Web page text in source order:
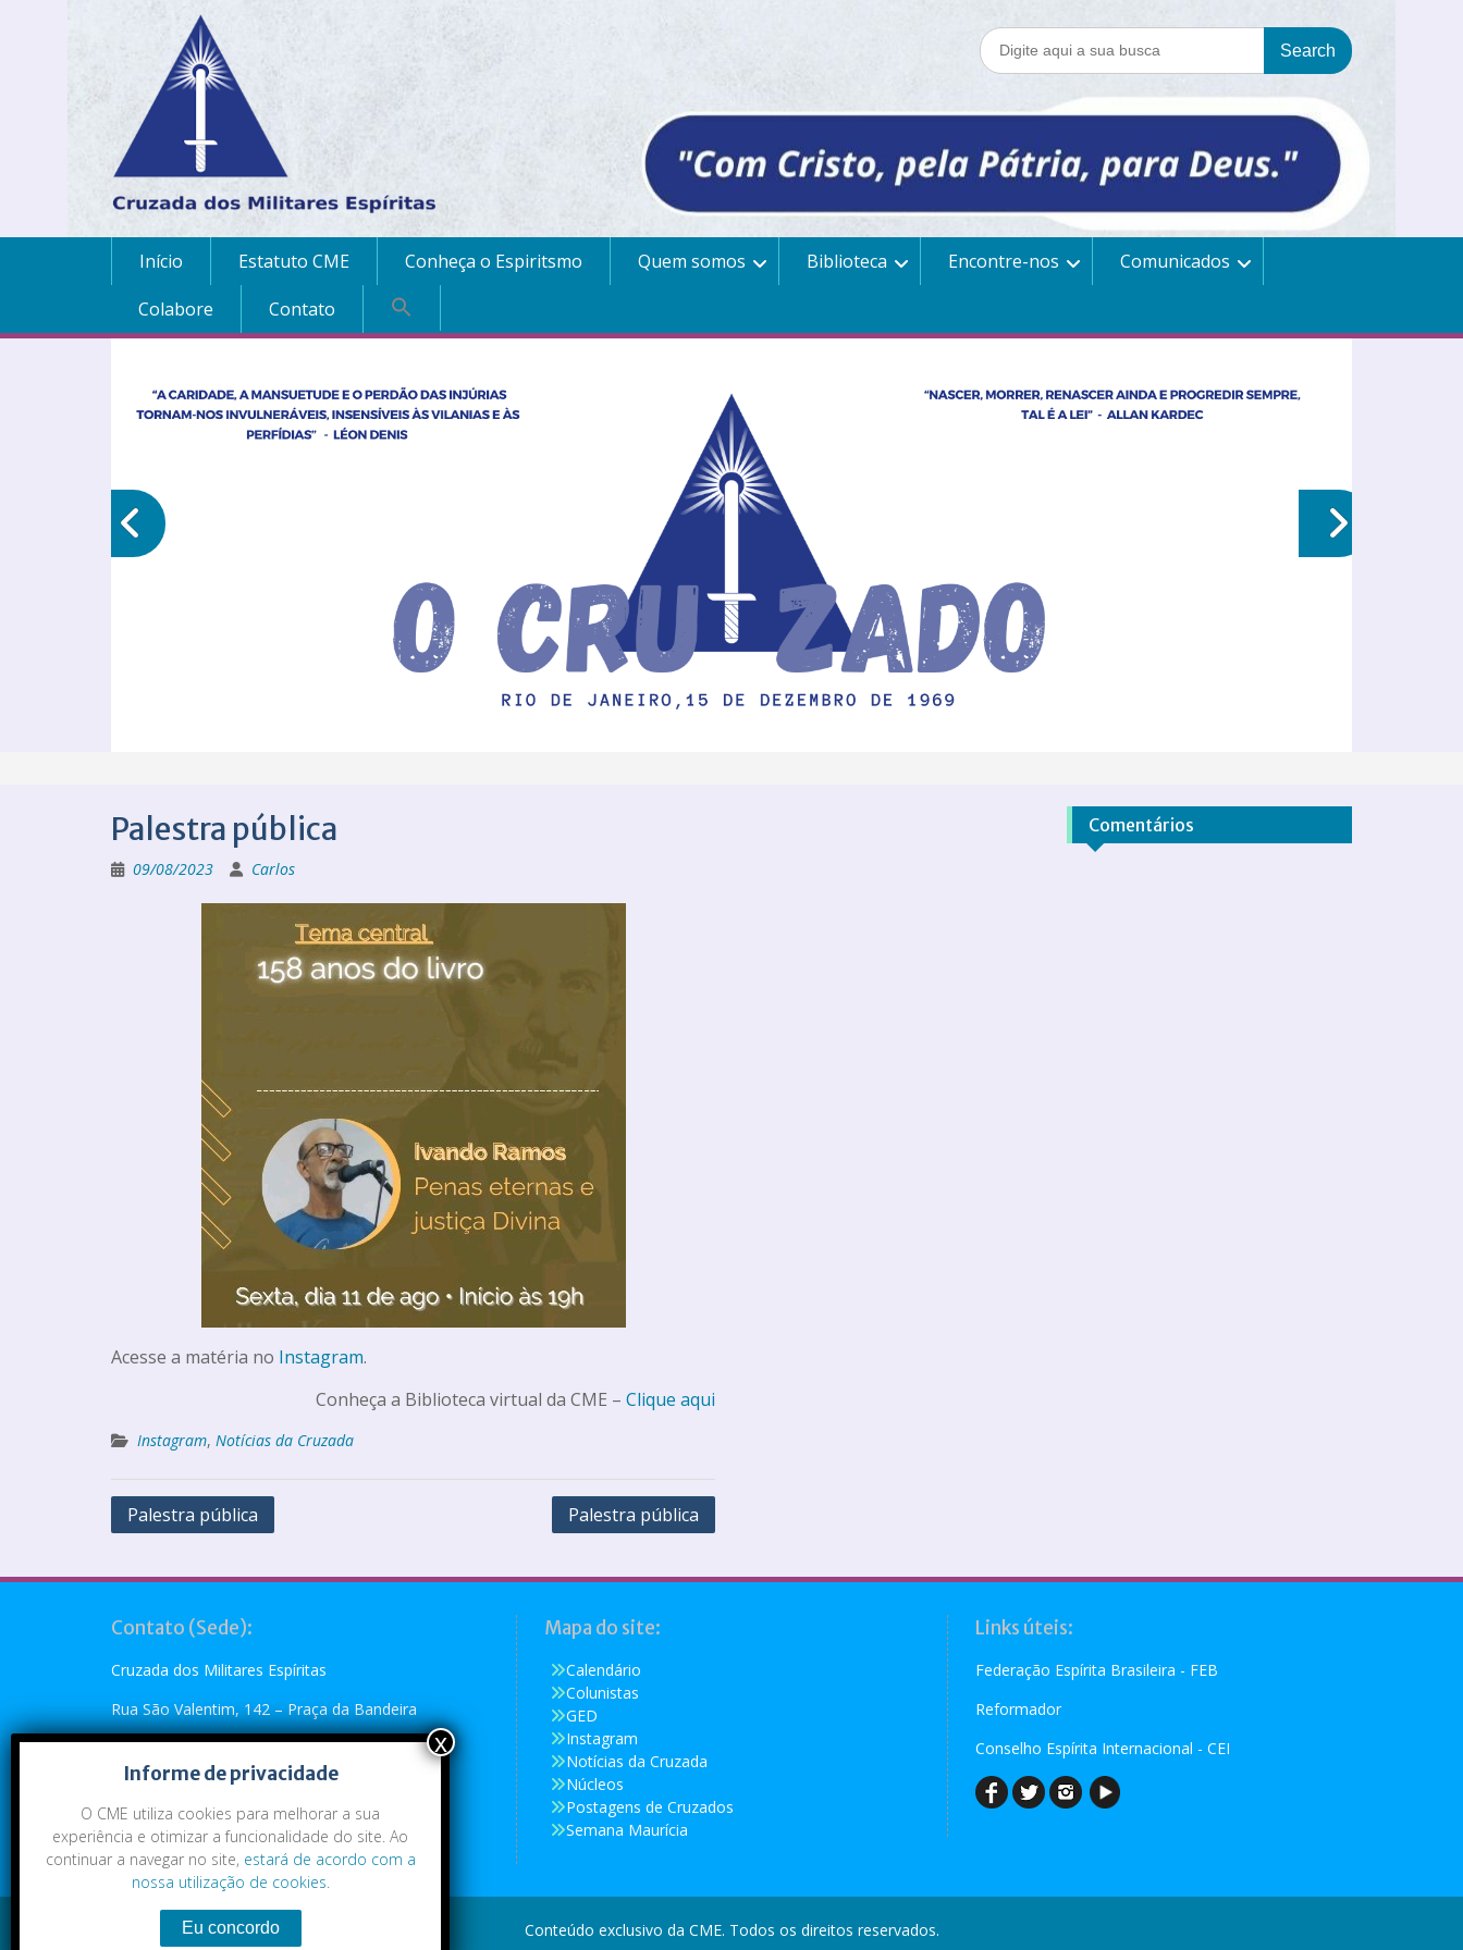
Início Estatuto CME Conheça o Espiritsmo Quem somos Biblioteca Encontre-nos
Comunicados
Colabore
Contato
Palestra pública
09/08/2023 Carlos
Acesse a matéria no Instagram.
Conheça a Biblioteca virtual da CME – Clique aqui
Instagram, Notícias da Cruzada
Palestra pública Palestra pública
Comentários
Contato (Sede):
Cruzada dos Militares Espíritas
Rua São Valentim, 142 – Praça da Bandeira
Rio de Janeiro, RJ – CEP: 20.260-110
Telefone: (21) 2273-4896 ou (21) 2273-5790
Emai:cme@cme.org.br
Mapa do site:
Calendário
Colunistas
GED
Instagram
Notícias da Cruzada
Núcleos
Postagens de Cruzados
Semana Maurícia
Links úteis:
Federação Espírita Brasileira - FEB
Reformador
Conselho Espírita Internacional - CEI
Conteúdo exclusivo da CME. Todos os direitos reservados.
Informe de privacidade
O CME utiliza cookies para melhorar a sua
experiência e otimizar a funcionalidade do site. Ao
continuar a navegar no site, estará de acordo com a
nossa utilização de cookies.